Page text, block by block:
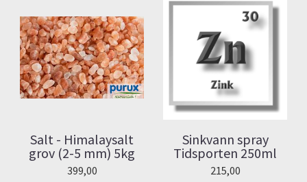
Salt - Himalaysalt
grov (2-5 mm) 5kg
399,00
Sinkvann spray
Tidsporten 250ml
215,00